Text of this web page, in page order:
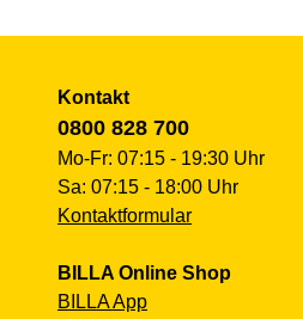
Kontakt
0800 828 700
Mo-Fr: 07:15 - 19:30 Uhr
Sa: 07:15 - 18:00 Uhr
Kontaktformular
BILLA Online Shop
BILLA App